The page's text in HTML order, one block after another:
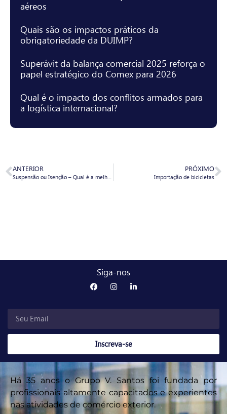
aéreos
Quais são os impactos práticos da
obrigatoriedade da DUIMP?
Superávit da balança comercial 2025 reforça o
papel estratégico do Comex para 2026
Qual é o impacto dos conflitos armados para
a logística internacional?
ANTERIOR PRÓXIMO
Importação de bicicletas
Siga-nos
Inscreva-se
Há 35 anos o Grupo V. Santos foi fundada por
profissionais altamente capacitados e experientes
nas atividades de comércio exterior.